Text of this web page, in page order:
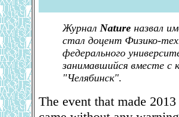
Журнал Nature назвал
стал доцент Физико-
федерального
занимавшийся вместе с
"Челябинск".
The event that made